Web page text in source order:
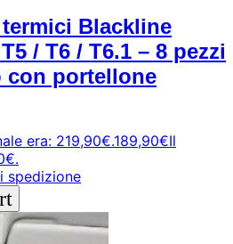
Blackline
/ T6 / T6.1 – 8 pezzi
con portellone
era: 219,90€.189,90€Il
spedizione